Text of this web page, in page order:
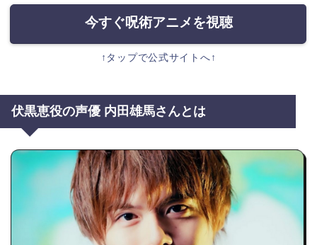
今すぐ呪術アニメを視聴
↑タップで公式サイトへ↑
伏黒恵役の声優 内田雄馬さんとは